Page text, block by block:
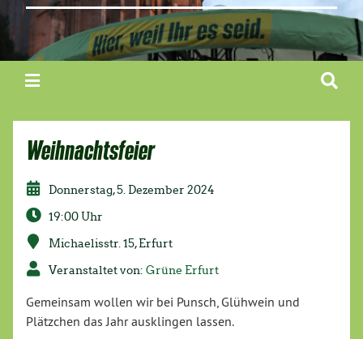
Weihnachtsfeier
Donnerstag, 5. Dezember 2024
19:00 Uhr
Michaelisstr. 15, Erfurt
Veranstaltet von:Grüne Erfurt
Gemeinsam wollen wir bei Punsch, Glühwein und
Plätzchen das Jahr ausklingen lassen.